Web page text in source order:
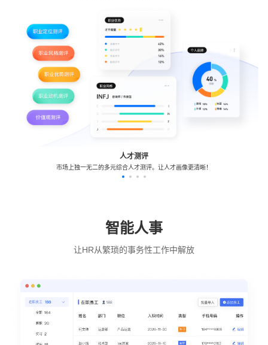
人才测评
市场上独一无二的多元综合人才测评。让人才画像更清晰！
智能人事
让HR从繁琐的事务性工作中解放